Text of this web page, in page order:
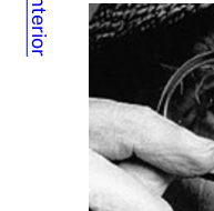
Anterior